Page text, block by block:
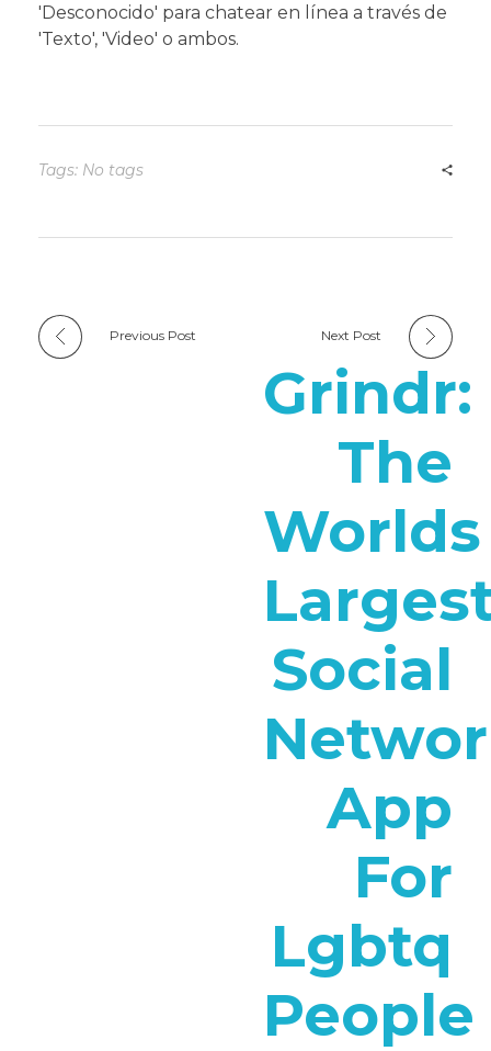
'Desconocido' para chatear en línea a través de
'Texto', 'Video' o ambos.
Tags: No tags
Previous Post Next Post
Grindr:
The
Worlds
Social
App
For
Lgbtq
People